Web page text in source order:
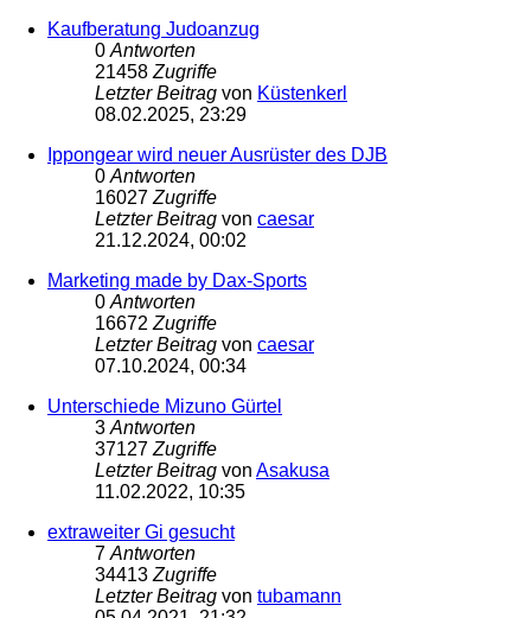
Kaufberatung Judoanzug
0 Antworten
21458 Zugriffe
Letzter Beitrag von Küstenkerl
08.02.2025, 23:29
Ippongear wird neuer Ausrüster des DJB
0 Antworten
16027 Zugriffe
Letzter Beitrag von caesar
21.12.2024, 00:02
Marketing made by Dax-Sports
0 Antworten
16672 Zugriffe
Letzter Beitrag von caesar
07.10.2024, 00:34
Unterschiede Mizuno Gürtel
3 Antworten
37127 Zugriffe
Letzter Beitrag von Asakusa
11.02.2022, 10:35
extraweiter Gi gesucht
7 Antworten
34413 Zugriffe
Letzter Beitrag von tubamann